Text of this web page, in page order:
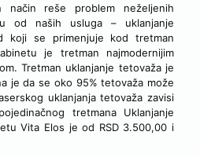
način reše problem neželjenih
od naših usluga – uklanjanje
koji se primenjuje kod tretman
je tretman najmodernijim
Tretman uklanjanje tetovaža je
je da se oko 95% tetovaža može
uklanjanja tetovaža zavisi
tretmana Uklanjanje
Vita Elos je od RSD 3.500,00 i